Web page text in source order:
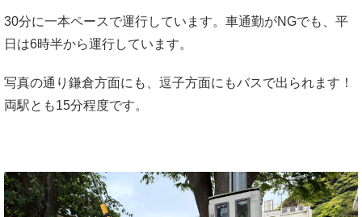
30分に一本ペースで運行しています。車通勤がNGでも、平
日は6時半から運行しています。
写真の通り鎌倉方面にも、逗子方面にもバスで出られます！
両駅とも15分程度です。